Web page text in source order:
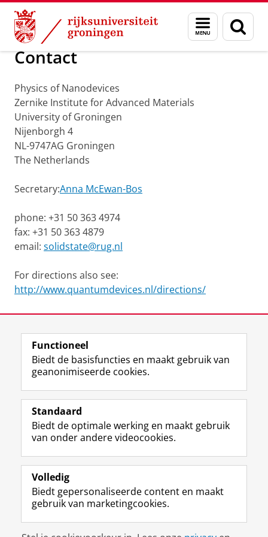
Skip
Content
Skip
Navigation
Menu
en
zoeken
Onderzoek Physics of Nanodevices
Contact
Physics of Nanodevices
Zernike Institute for Advanced Materials
University of Groningen
Nijenborgh 4
NL-9747AG Groningen
The Netherlands
Secretary:Anna McEwan-Bos
phone: +31 50 363 4974
fax: +31 50 363 4879
email: solidstate@rug.nl
For directions also see:
http://www.quantumdevices.nl/directions/
View this page in:English
Volg de RUG
F
a
e
b
o
p
a
i
L
i
k
e
I
-
p
g
R
S
-
f
e
R
k
I
n
t
r
m
c
Y
o
T
e
k
a
Studiekiezers
Alumni
Over ons
Disclaimer & Copyright
Functioneel
Biedt de basisfuncties en maakt gebruik van
geanonimiseerde cookies.
Standaard
Biedt de optimale werking en maakt gebruik
van onder andere videocookies.
Volledig
Biedt gepersonaliseerde content en maakt
gebruik van marketingcookies.